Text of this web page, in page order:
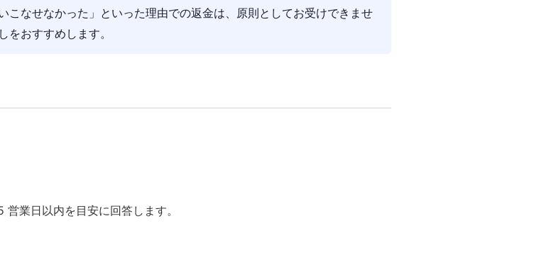
こなせなかった」といった理由での返金は、原則としてお受けできませ
おすすめします。
業日以内を目安に回答します。